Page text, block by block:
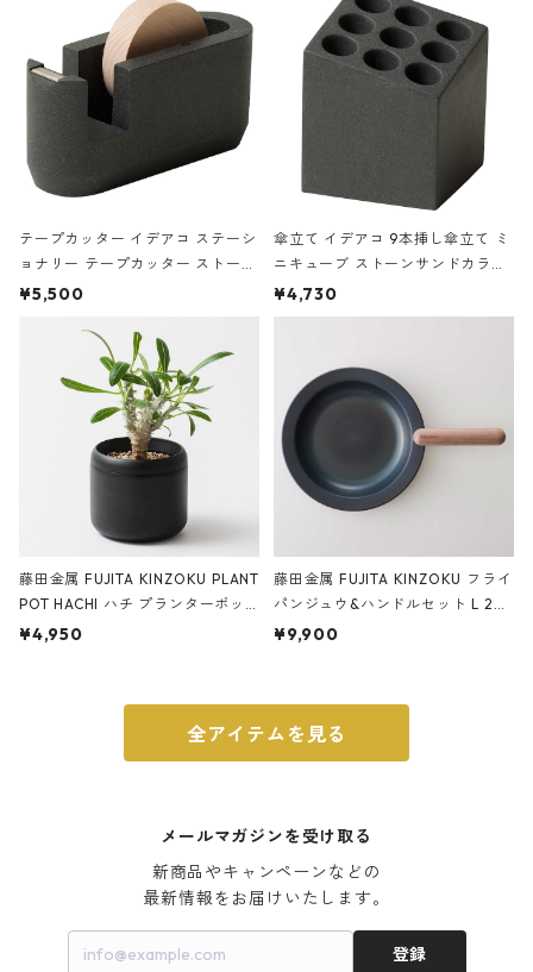
テープカッター イデアコ ステーシ
ョナリー テープカッター ストーン
サンドカラー 石調 ideaco Station
¥5,500
傘立て イデアコ 9本挿し傘立て ミ
ニキューブ ストーンサンドカラー
石調 ideaco Umbrella Stand CUB
E ストーンサンドブラック
¥4,730
藤田金属 FUJITA KINZOKU PLANT
POT HACHI ハチ プランターポッ
ト 3号 ブラック
¥4,950
藤田金属 FUJITA KINZOKU フライ
パンジュウ&ハンドルセット L 24c
m ガス火・IH対応 鉄フライパン
¥9,900
全アイテムを見る
メールマガジンを受け取る
新商品やキャンペーンなどの
最新情報をお届けいたします。
登録